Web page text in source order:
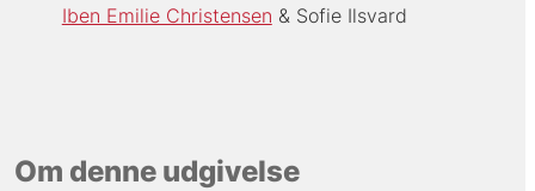
Iben Emilie Christensen Sofie Ilsvard
Om denne udgivelse